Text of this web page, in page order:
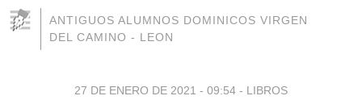
ANTIGUOS ALUMNOS DOMINICOS VIRGEN
DEL CAMINO - LEON
27 DE ENERO DE 2021 - 09:54 - LIBROS